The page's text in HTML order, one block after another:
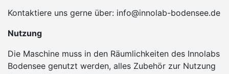
Kontaktiere uns gerne über: info@innolab-bodensee.de
Nutzung
Die Maschine muss in den Räumlichkeiten des Innolabs
Bodensee genutzt werden, alles Zubehör zur Nutzung